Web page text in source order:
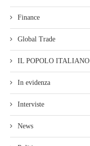
Finance
Global Trade
IL POPOLO ITALIANO
In evidenza
Interviste
News